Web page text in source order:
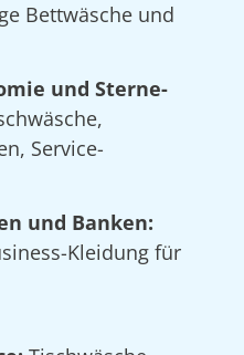
Bettwäsche und
und Sterne-
Service-
und Banken:
Kleidung für